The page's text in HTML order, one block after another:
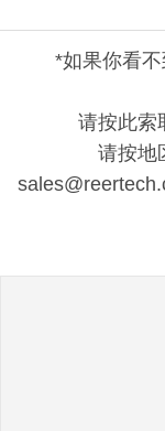
*如果你看不
请按此索
请按地